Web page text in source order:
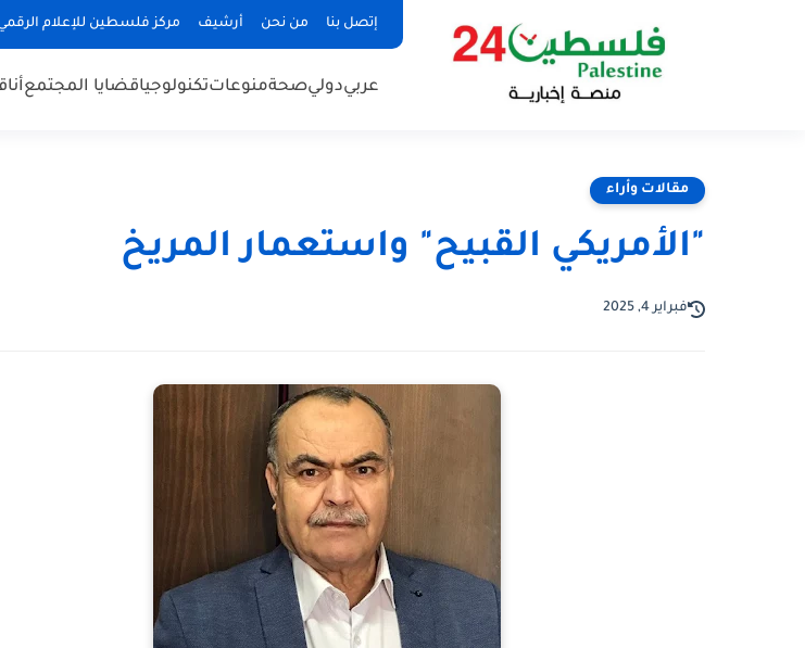
إتصل بنا من نحن أرشيف مركز فلسطين للإعلام
عربيدوليصحةمنوعاتتكنولوجياقضايا المجتمع
مقالات وأراء
"الأمريكي القبيح" واستعمار المريخ
فبراير 4, 2025